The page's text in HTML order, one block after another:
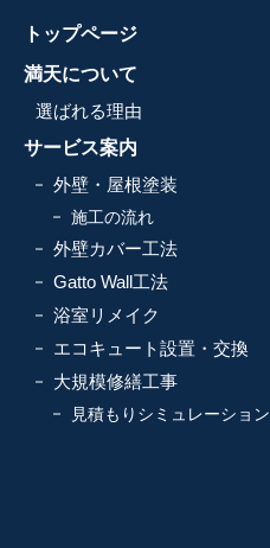
トップページ
満天について
選ばれる理由
サービス案内
外壁・屋根塗装
施工の流れ
外壁カバー工法
Gatto Wall工法
浴室リメイク
エコキュート設置・交換
大規模修繕工事
見積もりシミュレーション